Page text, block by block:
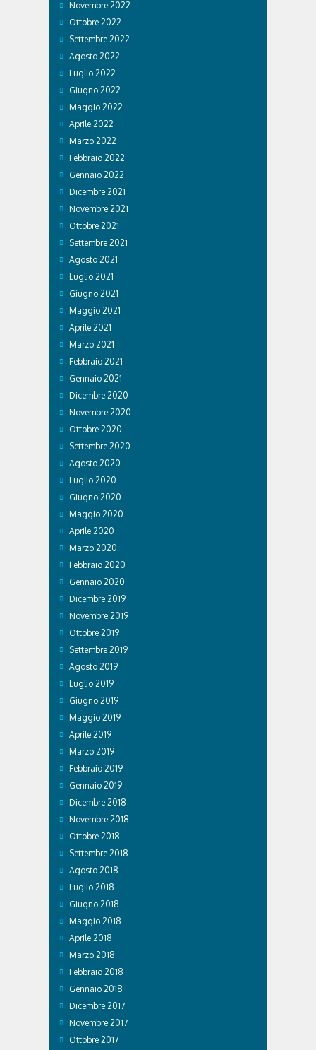
Novembre 2022
Ottobre 2022
Settembre 2022
Agosto 2022
Luglio 2022
Giugno 2022
Maggio 2022
Aprile 2022
Marzo 2022
Febbraio 2022
Gennaio 2022
Dicembre 2021
Novembre 2021
Ottobre 2021
Settembre 2021
Agosto 2021
Luglio 2021
Giugno 2021
Maggio 2021
Aprile 2021
Marzo 2021
Febbraio 2021
Gennaio 2021
Dicembre 2020
Novembre 2020
Ottobre 2020
Settembre 2020
Agosto 2020
Luglio 2020
Giugno 2020
Maggio 2020
Aprile 2020
Marzo 2020
Febbraio 2020
Gennaio 2020
Dicembre 2019
Novembre 2019
Ottobre 2019
Settembre 2019
Agosto 2019
Luglio 2019
Giugno 2019
Maggio 2019
Aprile 2019
Marzo 2019
Febbraio 2019
Gennaio 2019
Dicembre 2018
Novembre 2018
Ottobre 2018
Settembre 2018
Agosto 2018
Luglio 2018
Giugno 2018
Maggio 2018
Aprile 2018
Marzo 2018
Febbraio 2018
Gennaio 2018
Dicembre 2017
Novembre 2017
Ottobre 2017